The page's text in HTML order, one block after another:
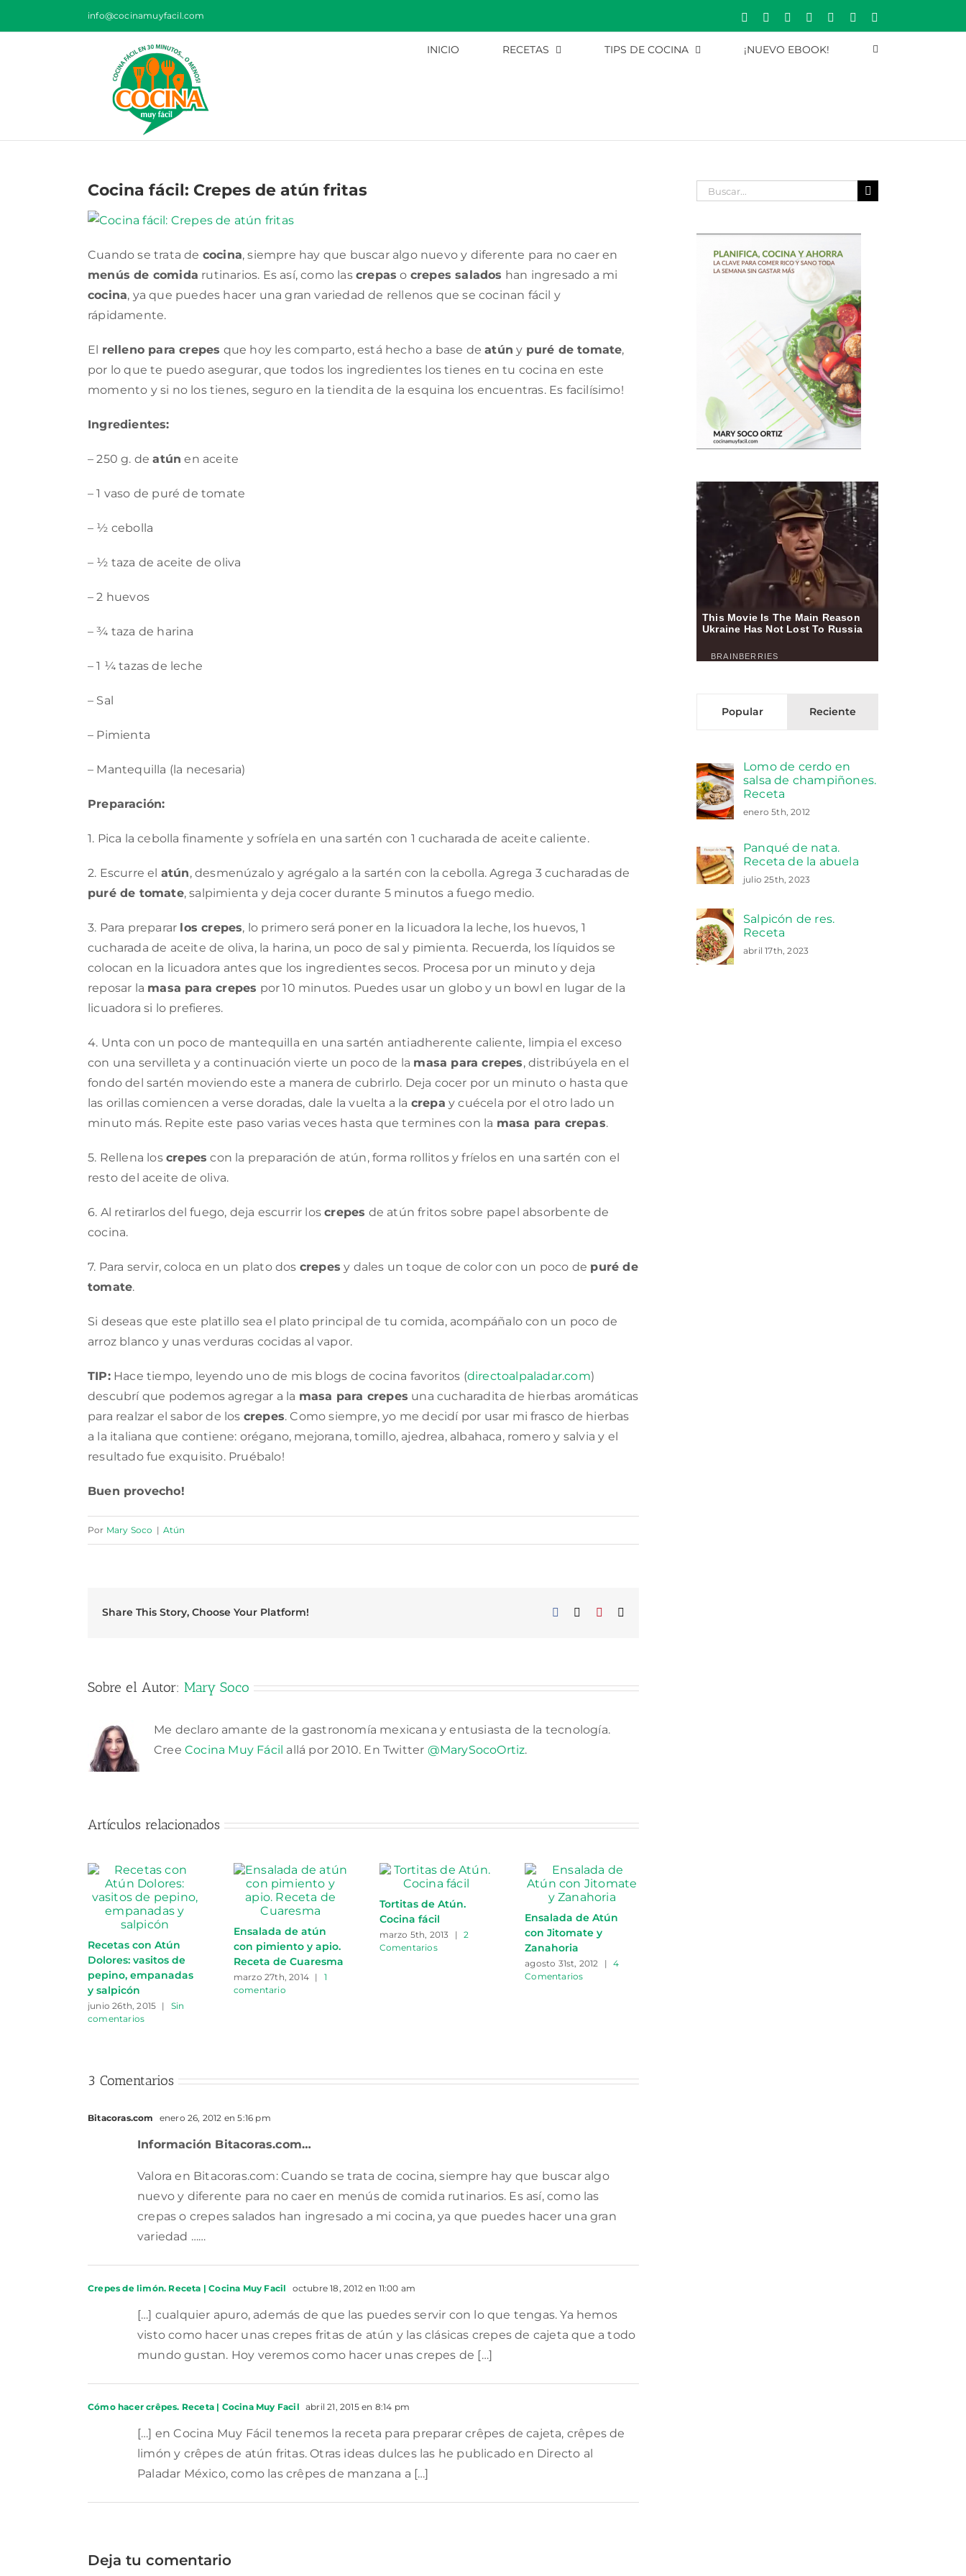
al
info@cocinamuyfacil.com Rss
CorreoYouTubePinterestInstagram
INICIO RECETAS TIPS DE COCINA ¡NUEVO EBOOK!
Cocina fácil: Crepes de atún fritas
Cuando se trata de cocina, siempre hay que buscar algo nuevo y diferente para no caer en
menús de comida rutinarios. Es así, como las crepas o crepes salados han ingresado a mi
cocina, ya que puedes hacer una gran variedad de rellenos que se cocinan fácil y
rápidamente.
El relleno para crepes que hoy les comparto, está hecho a base deatún y puré de tomate,
por lo que te puedo asegurar, que todos los ingredientes los tienes en tu cocina en este
momento y si no los tienes, seguro en la tiendita de la esquina los encuentras. Es facilísimo!
Ingredientes:
– 250 g. deatún en aceite
– 1 vaso de puré de tomate
– ½ cebolla
– ½ taza de aceite de oliva
– 2 huevos
– ¾ taza de harina
– 1 ¼ tazas de leche
– Sal
– Pimienta
– Mantequilla (la necesaria)
Preparación:
1. Pica la cebolla finamente y sofríela en una sartén con 1 cucharada de aceite caliente.
2. Escurre el atún, desmenúzalo y agrégalo a la sartén con la cebolla. Agrega 3 cucharadas de
puré de tomate, salpimienta y deja cocer durante 5 minutos a fuego medio.
3. Para preparar los crepes, lo primero será poner en la licuadora la leche, los huevos, 1
cucharada de aceite de oliva, la harina, un poco de sal y pimienta. Recuerda, los líquidos se
colocan en la licuadora antes que los ingredientes secos. Procesa por un minuto y deja
reposar la masa para crepes por 10 minutos. Puedes usar un globo y un bowl en lugar de la
licuadora si lo prefieres.
4. Unta con un poco de mantequilla en una sartén antiadherente caliente, limpia el exceso
con una servilleta y a continuación vierte un poco de la masa para crepes, distribúyela en el
fondo del sartén moviendo este a manera de cubrirlo. Deja cocer por un minuto o hasta que
las orillas comiencen a verse doradas, dale la vuelta a la crepa y cuécela por el otro lado un
minuto más. Repite este paso varias veces hasta que termines con la masa para crepas.
5. Rellena los crepes con la preparación de atún, forma rollitos y fríelos en una sartén con el
resto del aceite de oliva.
6. Al retirarlos del fuego, deja escurrir loscrepes de atún fritos sobre papel absorbente de
cocina.
7. Para servir, coloca en un plato dos crepes y dales un toque de color con un poco de puré de
tomate.
Si deseas que este platillo sea el plato principal de tu comida, acompáñalo con un poco de
arroz blanco y unas verduras cocidas al vapor.
TIP:Hace tiempo, leyendo uno de mis blogs de cocina favoritos (directoalpaladar.com)
descubrí que podemos agregar a la masa para crepes una cucharadita de hierbas aromáticas
para realzar el sabor de los crepes. Como siempre, yo me decidí por usar mi frasco de hierbas
a la italiana que contiene: orégano, mejorana, tomillo, ajedrea, albahaca, romero y salvia y el
resultado fue exquisito. Pruébalo!
Buen provecho!
Por Mary Soco | Atún
Share This Story, Choose Your Platform! Facebook Pinterest
Sobre el Autor: Mary Soco
Me declaro amante de la gastronomía mexicana y entusiasta de la tecnología.
Cree Cocina Muy Fácil allá por 2010. En Twitter @MarySocoOrtiz.
Artículos relacionados
Recetas con Atún
Dolores: vasitos de
pepino, empanadas
y salpicón
junio 26th, 2015 |
Sin
comentarios
Ensalada de atún
con pimiento y apio.
Receta de Cuaresma
marzo 27th, 2014 |
1
comentario
Tortitas de Atún.
Cocina fácil
marzo 5th, 2013 |
2
Comentarios
Ensalada de Atún
con Jitomate y
Zanahoria
agosto 31st, 2012 |
4
Comentarios
3 Comentarios
Bitacoras.com enero 26, 2012 en 5:16 pm
Información Bitacoras.com…
Valora en Bitacoras.com: Cuando se trata de cocina, siempre hay que buscar algo
nuevo y diferente para no caer en menús de comida rutinarios. Es así, como las
crepas o crepes salados han ingresado a mi cocina, ya que puedes hacer una gran
variedad ……
Crepes de limón. Receta | Cocina Muy Facil octubre 18, 2012 en 11:00 am
[…] cualquier apuro, además de que las puedes servir con lo que tengas. Ya hemos
visto como hacer unas crepes fritas de atún y las clásicas crepes de cajeta que a todo
mundo gustan. Hoy veremos como hacer unas crepes de […]
Cómo hacer crêpes. Receta | Cocina Muy Facil abril 21, 2015 en 8:14 pm
[…] en Cocina Muy Fácil tenemos la receta para preparar crêpes de cajeta, crêpes de
limón y crêpes de atún fritas. Otras ideas dulces las he publicado en Directo al
Paladar México, como las crêpes de manzana a […]
Deja tu comentario
Buscar:
Popular Reciente
Lomo de cerdo en
salsa de champiñones.
Receta
enero 5th, 2012
Panqué de nata.
Receta de la abuela
julio 25th, 2023
Salpicón de res.
Receta
abril 17th, 2023